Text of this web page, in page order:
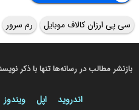
سی پی ارزان کالاف موبایل رم سرور
بازنشر مطالب در رسانه‌ها تنها با ذکر
اندروید اپل ویندوز